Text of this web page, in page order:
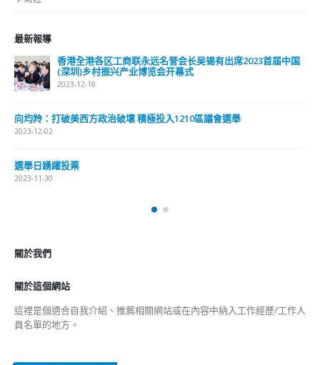
最新報導
香港全港各区工商联永远名誉会长吴锡有出席2023首届中国
(深圳)乡村振兴产业博览会开幕式
2023-12-18
向均羚：打破美西方政治破壞 積極投入1210區議會選舉
2023-12-02
選舉日踴躍投票
2023-11-30
關於我們
關於這個網站
這裡是個適合自我介紹、推薦相關網站或在內容中納入工作經歷/工作人
員名單的地方。